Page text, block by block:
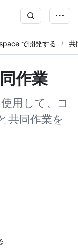
で開発する 共
作業
用して、コ
共同作業を